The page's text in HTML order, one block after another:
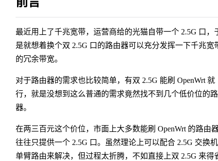
最近用上了千兆宽带，运营商给的光猫自带一个 2.5G 口，
是就想着换个双 2.5G 口的路由器可以充分发挥一下千兆宽
的冗余带宽。
对于路由器的需求也比较简单，有双 2.5G 能刷 OpenWrt 就
行，就是没想到这么普通的需求竟然找不到几个低价位的
器。
在两三百元这个价位，市面上大多数能刷 OpenWrt 的路由
往往只提供一个 2.5G 口。虽然理论上可以配合 2.5G 交换
单臂路由来解决，但过程太折腾，不如直接上双 2.5G 来得